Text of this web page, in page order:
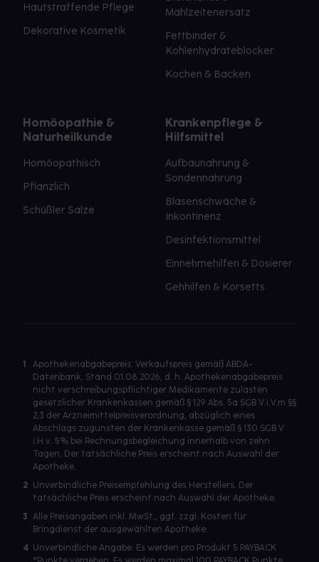
Hautstraffende Pflege
Dekorative Kosmetik
Mahlzeitenersatz
Fettbinder &
Kohlenhydrateblocker
Kochen & Backen
Homöopathie &
Naturheilkunde
Homöopathisch
Pflanzlich
Schüßler Salze
Krankenpflege &
Hilfsmittel
Aufbaunahrung &
Sondennahrung
Blasenschwäche &
Inkontinenz
Desinfektionsmittel
Einnehmehilfen & Dosierer
Gehhilfen & Korsetts
1
Apothekenabgabepreis: Verkaufspreis gemäß ABDA-
Datenbank, Stand 01.08.2026, d. h. Apothekenabgabepreis
nicht verschreibungspflichtiger Medikamente zulasten
gesetzlicher Krankenkassen gemäß § 129 Abs. 5a SGB V i.V.m §§
2,3 der Arzneimittelpreisverordnung, abzüglich eines
Abschlags zugunsten der Krankenkasse gemäß § 130 SGB V
i.H.v. 5% bei Rechnungsbegleichung innerhalb von zehn
Tagen. Der tatsächliche Preis erscheint nach Auswahl der
Apotheke.
2 Unverbindliche Preisempfehlung des Herstellers. Der
tatsächliche Preis erscheint nach Auswahl der Apotheke.
3 Alle Preisangaben inkl. MwSt., ggf. zzgl. Kosten für
Bringdienst der ausgewählten Apotheke.
4 Unverbindliche Angabe. Es werden pro Produkt 5 PAYBACK